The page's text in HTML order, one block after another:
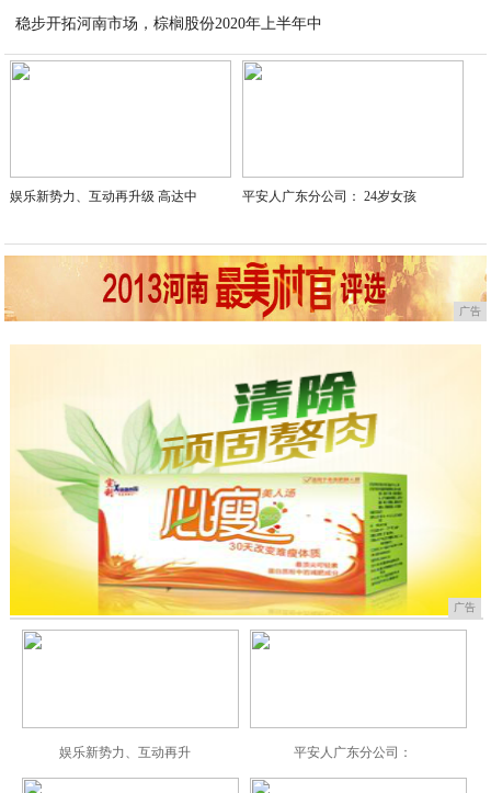
稳步开拓河南市场，棕榈股份2020年上半年中
2020-07-16
娱乐新势力、互动再升级 高达中 平安人广东分公司： 24岁女孩
广告
广告
娱乐新势力、互动再升 平安人广东分公司：